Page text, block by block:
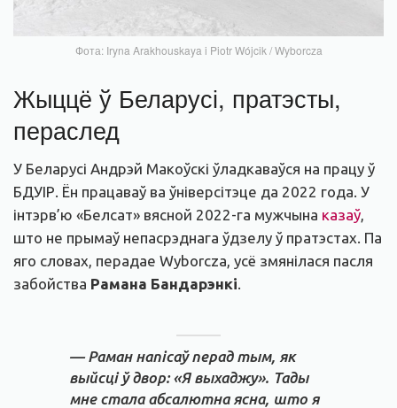
Фота: Iryna Arakhouskaya i Piotr Wójcik / Wyborcza
Жыццё ў Беларусі, пратэсты,
пераслед
У Беларусі Андрэй Макоўскі ўладкаваўся на працу ў
БДУІР. Ён працаваў ва ўніверсітэце да 2022 года. У
інтэрв’ю «Белсат» вясной 2022-га мужчына казаў,
што не прымаў непасрэднага ўдзелу ў пратэстах. Па
яго словах, перадае Wyborcza, усё змянілася пасля
забойства Рамана Бандарэнкі.
— Раман напісаў перад тым, як
выйсці ў двор: «Я выхаджу». Тады
мне стала абсалютна ясна, што я